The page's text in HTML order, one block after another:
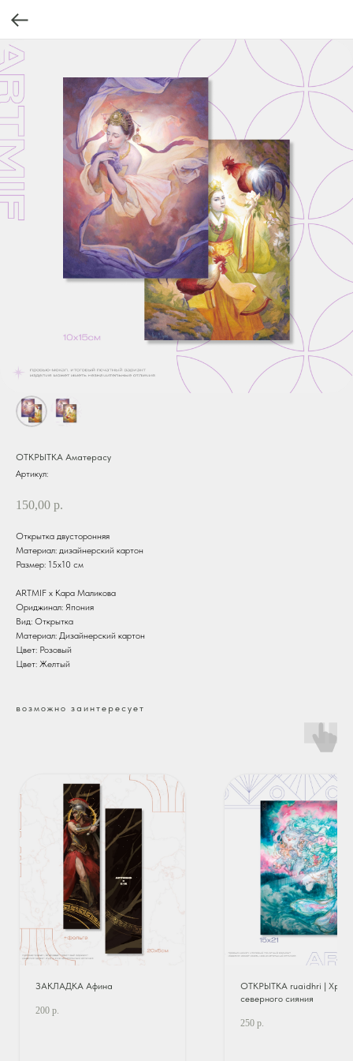
ОТКРЫТКА Аматерасу
Артикул:
150,00 р.
Открытка двусторонняя
Материал: дизайнерский картон
Размер: 15х10 см
ARTMIF х Кара Маликова
Ориджинал: Япония
Вид: Открытка
Материал: Дизайнерский картон
Цвет: Розовый
Цвет: Желтый
возможно заинтересует
ЗАКЛАДКА Афина
200 р.
ОТКРЫТКА ruaidhri |
северного сияния
250 р.